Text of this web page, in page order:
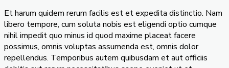
Et harum quidem rerum facilis est et expedita distinctio. Nam
libero tempore, cum soluta nobis est eligendi optio cumque
nihil impedit quo minus id quod maxime placeat facere
possimus, omnis voluptas assumenda est, omnis dolor
repellendus. Temporibus autem quibusdam et aut officiis